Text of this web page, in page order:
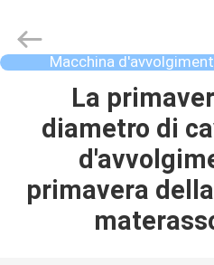
PRODOTTI
CHI
Ltd..
All
Rights
Macchina
La
diametro di
primavera